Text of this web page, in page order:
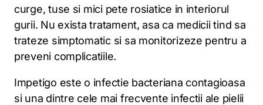
curge, tuse si mici pete rosiatice in interiorul
gurii. Nu exista tratament, asa ca medicii tind sa
trateze simptomatic si sa monitorizeze pentru a
preveni complicatiile.
Impetigo este o infectie bacteriana contagioasa
si una dintre cele mai frecvente infectii ale pielii